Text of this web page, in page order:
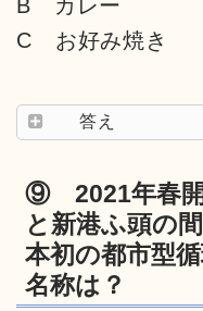
B カレー
C お好み焼き
答え
⑨ 2021年春開
と新港ふ頭の
本初の都市型
名称は？